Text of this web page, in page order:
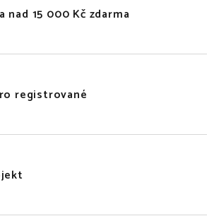
nad 15 000 Kč zdarma
registrované